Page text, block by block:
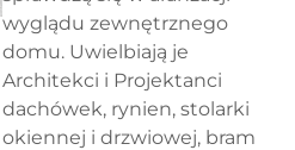
wyglądu zewnętrznego
domu. Uwielbiają je
Architekci i Projektanci
dachówek, rynien, stolarki
okiennej i drzwiowej, bram